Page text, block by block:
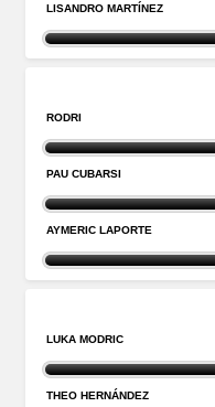
LISANDRO MARTÍNEZ
RODRI
PAU CUBARSI
AYMERIC LAPORTE
LUKA MODRIC
THEO HERNÁNDEZ